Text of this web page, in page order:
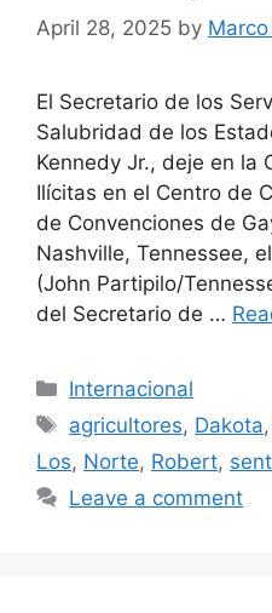
April 28, 2025 by
El Secretario de los
Salubridad de los
Kennedy Jr., deje en la
Ilícitas en el Centro de
de Convenciones de
Nashville, Tennessee,
(John Partipilo/
del Secretario de …
Categories
Internacional
Tags
agricultores, Dakota,
Los, Norte, Robert,
Leave a comment